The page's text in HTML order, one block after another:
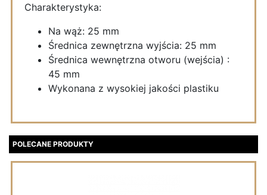
Charakterystyka:
Na wąż: 25 mm
Średnica zewnętrzna wyjścia: 25 mm
Średnica wewnętrzna otworu (wejścia) :
45 mm
Wykonana z wysokiej jakości plastiku
POLECANE PRODUKTY